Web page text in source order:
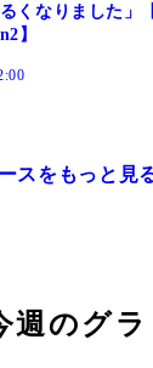
くなりました」
】
スをもっと見
週のグラ